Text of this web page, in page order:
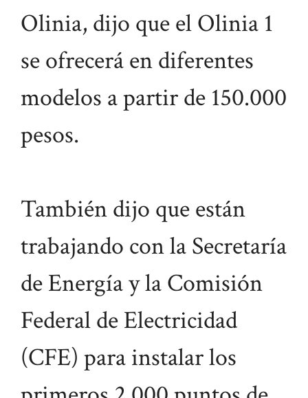
Olinia, dijo que el Olinia 1
se ofrecerá en diferentes
modelos a partir de 150.000
pesos.
También dijo que están
trabajando con la Secretaría
de Energía y la Comisión
Federal de Electricidad
(CFE) para instalar los